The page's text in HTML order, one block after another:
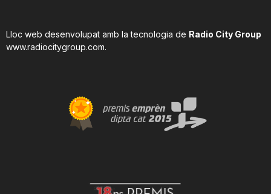
Lloc web desenvolupat amb la tecnologia de Radio City Group
www.radiocitygroup.com.